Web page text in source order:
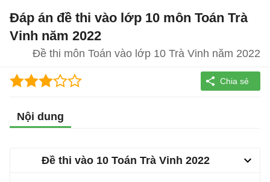
Đáp án đề thi vào lớp 10 môn Toán Trà
Vinh năm 2022
Đề thi môn Toán vào lớp 10 Trà Vinh năm 2022
Nội dung
Đề thi vào 10 Toán Trà Vinh 2022